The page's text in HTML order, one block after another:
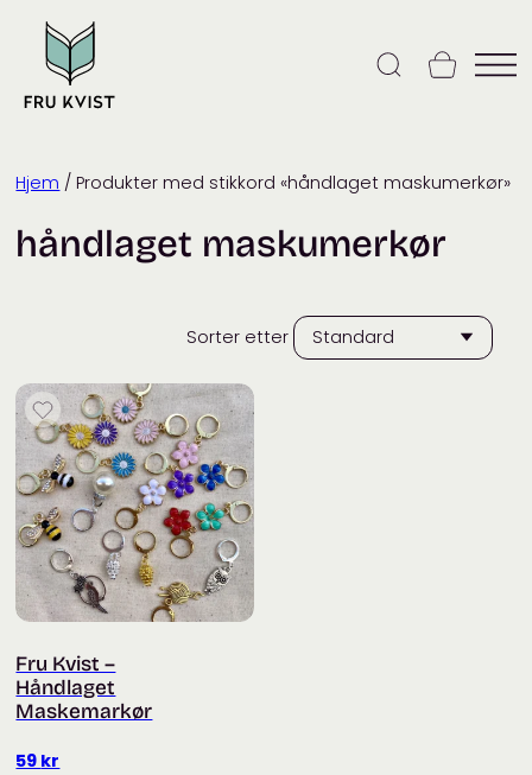
content
Hjem / Produkter med stikkord «håndlaget maskumerkør»
håndlaget maskumerkør
Sorter etter
Fru Kvist –
Håndlaget
Maskemarkør
59 kr